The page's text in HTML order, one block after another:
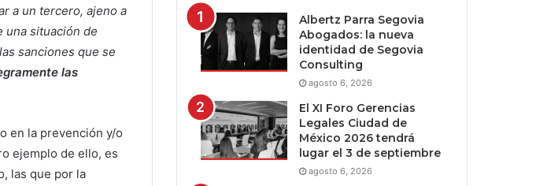
a un tercero, ajeno a
una situación de
sanciones que se
las
en la prevención y/o
ejemplo de ello, es
las que por la
Albertz Parra Segovia
Abogados: la nueva
identidad de Segovia
Consulting
agosto 6, 2026
El XI Foro Gerencias
Legales Ciudad de
México 2026 tendrá
lugar el 3 de septiembre
agosto 6, 2026